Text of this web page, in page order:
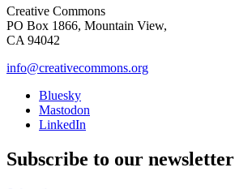
Creative Commons
PO Box 1866, Mountain View,
CA 94042
info@creativecommons.org
Bluesky
Mastodon
LinkedIn
Subscribe to our newsletter